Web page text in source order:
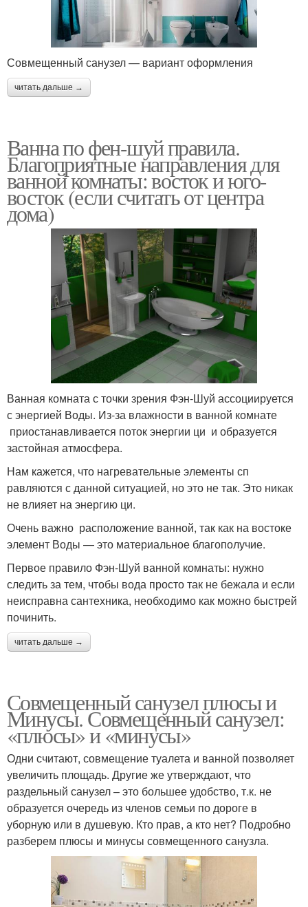
Совмещенный санузел — вариант оформления
читать дальше →
Ванна по фен-шуй правила.
Благоприятные направления для
ванной комнаты: восток и юго-
восток (если считать от центра
дома)
Ванная комната с точки зрения Фэн-Шуй ассоциируется
с энергией Воды. Из-за влажности в ванной комнате
приостанавливается поток энергии ци и образуется
застойная атмосфера.
Нам кажется, что нагревательные элементы сп
равляются с данной ситуацией, но это не так. Это никак
не влияет на энергию ци.
Очень важно расположение ванной, так как на востоке
элемент Воды — это материальное благополучие.
Первое правило Фэн-Шуй ванной комнаты: нужно
следить за тем, чтобы вода просто так не бежала и если
неисправна сантехника, необходимо как можно быстрей
починить.
читать дальше →
Совмещенный санузел плюсы и
Минусы. Совмещенный санузел:
«плюсы» и «минусы»
Одни считают, совмещение туалета и ванной позволяет
увеличить площадь. Другие же утверждают, что
раздельный санузел – это большее удобство, т.к. не
образуется очередь из членов семьи по дороге в
уборную или в душевую. Кто прав, а кто нет? Подробно
разберем плюсы и минусы совмещенного санузла.